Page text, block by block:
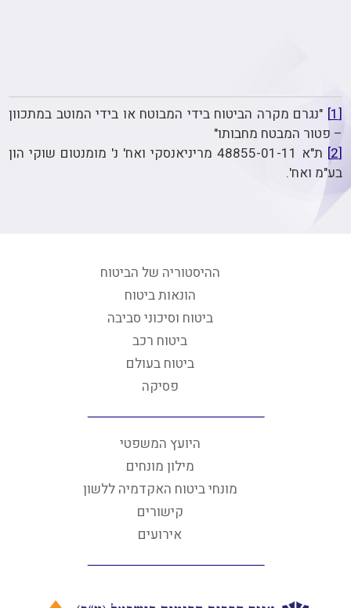
[1]
"נגרם מקרה הביטוח בידי המבוטח או בידי המוטב במתכוון
– פטור המבטח מחבותו"
[2]
ת"א 48855-01-11 מריניאנסקי ואח' נ' מומנטום שוקי הון
בע"מ ואח'.
ההיסטוריה של הביטוח
הונאות ביטוח
ביטוח וסיכוני סביבה
ביטוח רכב
ביטוח בעולם
פסיקה
היועץ המשפטי
מילון מונחים
מונחי ביטוח האקדמיה ללשון
קישורים
אירועים